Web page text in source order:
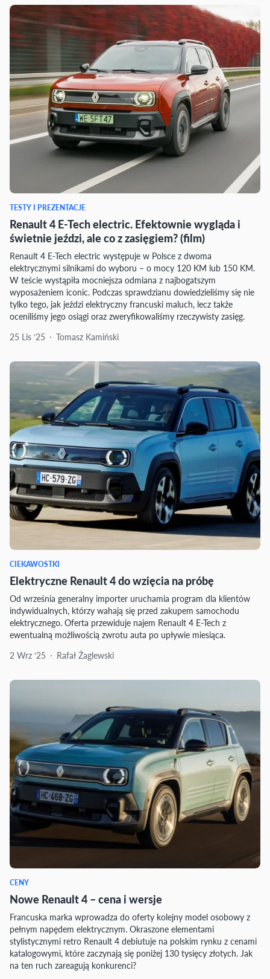
TESTY I PREZENTACJE
Renault 4 E-Tech electric. Efektownie wygląda i
świetnie jeździ, ale co z zasięgiem? (film)
Renault 4 E-Tech electric występuje w Polsce z dwoma
elektrycznymi silnikami do wyboru – o mocy 120 KM lub 150 KM.
W teście wystąpiła mocniejsza odmiana z najbogatszym
wyposażeniem iconic. Podczas sprawdzianu dowiedzieliśmy się nie
tylko tego, jak jeździ elektryczny francuski maluch, lecz także
oceniliśmy jego osiągi oraz zweryfikowaliśmy rzeczywisty zasięg.
25 Lis ‘25
Tomasz Kamiński
CIEKAWOSTKI
Elektryczne Renault 4 do wzięcia na próbę
Od września generalny importer uruchamia program dla klientów
indywidualnych, którzy wahają się przed zakupem samochodu
elektrycznego. Oferta przewiduje najem Renault 4 E-Tech z
ewentualną możliwością zwrotu auta po upływie miesiąca.
2 Wrz ‘25
Rafał Żaglewski
CENY
Nowe Renault 4 – cena i wersje
Francuska marka wprowadza do oferty kolejny model osobowy z
pełnym napędem elektrycznym. Okraszone elementami
stylistycznymi retro Renault 4 debiutuje na polskim rynku z cenami
katalogowymi, które zaczynają się poniżej 130 tysięcy złotych. Jak
na ten ruch zareagują konkurenci?